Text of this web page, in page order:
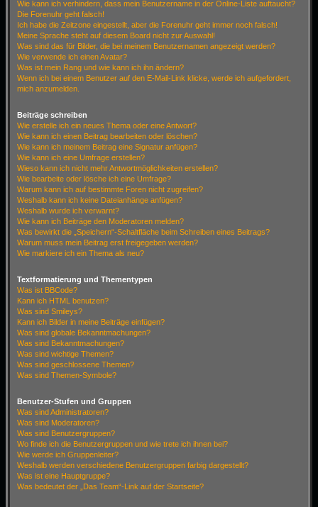
Wie kann ich verhindern, dass mein Benutzername in der Online-Liste auftaucht?
Die Forenuhr geht falsch!
Ich habe die Zeitzone eingestellt, aber die Forenuhr geht immer noch falsch!
Meine Sprache steht auf diesem Board nicht zur Auswahl!
Was sind das für Bilder, die bei meinem Benutzernamen angezeigt werden?
Wie verwende ich einen Avatar?
Was ist mein Rang und wie kann ich ihn ändern?
Wenn ich bei einem Benutzer auf den E-Mail-Link klicke, werde ich aufgefordert,
mich anzumelden.
Beiträge schreiben
Wie erstelle ich ein neues Thema oder eine Antwort?
Wie kann ich einen Beitrag bearbeiten oder löschen?
Wie kann ich meinem Beitrag eine Signatur anfügen?
Wie kann ich eine Umfrage erstellen?
Wieso kann ich nicht mehr Antwortmöglichkeiten erstellen?
Wie bearbeite oder lösche ich eine Umfrage?
Warum kann ich auf bestimmte Foren nicht zugreifen?
Weshalb kann ich keine Dateianhänge anfügen?
Weshalb wurde ich verwarnt?
Wie kann ich Beiträge den Moderatoren melden?
Was bewirkt die „Speichern“-Schaltfläche beim Schreiben eines Beitrags?
Warum muss mein Beitrag erst freigegeben werden?
Wie markiere ich ein Thema als neu?
Textformatierung und Thementypen
Was ist BBCode?
Kann ich HTML benutzen?
Was sind Smileys?
Kann ich Bilder in meine Beiträge einfügen?
Was sind globale Bekanntmachungen?
Was sind Bekanntmachungen?
Was sind wichtige Themen?
Was sind geschlossene Themen?
Was sind Themen-Symbole?
Benutzer-Stufen und Gruppen
Was sind Administratoren?
Was sind Moderatoren?
Was sind Benutzergruppen?
Wo finde ich die Benutzergruppen und wie trete ich ihnen bei?
Wie werde ich Gruppenleiter?
Weshalb werden verschiedene Benutzergruppen farbig dargestellt?
Was ist eine Hauptgruppe?
Was bedeutet der „Das Team“-Link auf der Startseite?